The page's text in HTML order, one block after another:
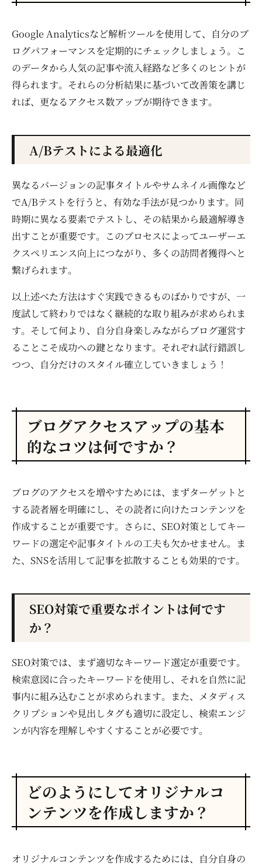
Google Analyticsなど解析ツールを使用して、自分のブ
ログパフォーマンスを定期的にチェックしましょう。こ
のデータから人気の記事や流入経路など多くのヒントが
得られます。それらの分析結果に基づいて改善策を講じ
れば、更なるアクセス数アップが期待できます。
A/Bテストによる最適化
異なるバージョンの記事タイトルやサムネイル画像など
でA/Bテストを行うと、有効な手法が見つかります。同
時期に異なる要素でテストし、その結果から最適解導き
出すことが重要です。このプロセスによってユーザーエ
クスペリエンス向上につながり、多くの訪問者獲得へと
繋げられます。
以上述べた方法はすぐ実践できるものばかりですが、一
度試して終わりではなく継続的な取り組みが求められま
す。そして何より、自分自身楽しみながらブログ運営す
ることこそ成功への鍵となります。それぞれ試行錯誤し
つつ、自分だけのスタイル確立していきましょう！
ブログアクセスアップの基本
的なコツは何ですか？
ブログのアクセスを増やすためには、まずターゲットと
する読者層を明確にし、その読者に向けたコンテンツを
作成することが重要です。さらに、SEO対策としてキー
ワードの選定や記事タイトルの工夫も欠かせません。ま
た、SNSを活用して記事を拡散することも効果的です。
SEO対策で重要なポイントは何です
か？
SEO対策では、まず適切なキーワード選定が重要です。
検索意図に合ったキーワードを使用し、それを自然に記
事内に組み込むことが求められます。また、メタディス
クリプションや見出しタグも適切に設定し、検索エンジ
ンが内容を理解しやすくすることが必要です。
どのようにしてオリジナルコ
ンテンツを作成しますか？
オリジナルコンテンツを作成するためには、自分自身の